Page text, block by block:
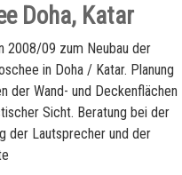
Doha, Katar
2008/09 zum Neubau der
in Doha / Katar. Planung
der Wand- und Deckenflächen
Sicht. Beratung bei der
der Lautsprecher und der